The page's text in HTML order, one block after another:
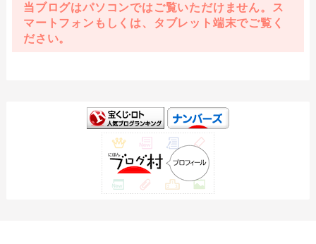
当ブログはパソコンではご覧いただけません。ス
マートフォンもしくは、タブレット端末でご覧く
ださい。